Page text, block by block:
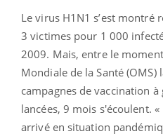
Le virus H1N1 s’est montré
3 victimes pour 1 000
2009. Mais, entre le
Mondiale de la Santé
campagnes de vaccination
lancées, 9 mois s'écoulent.
arrivé en situation